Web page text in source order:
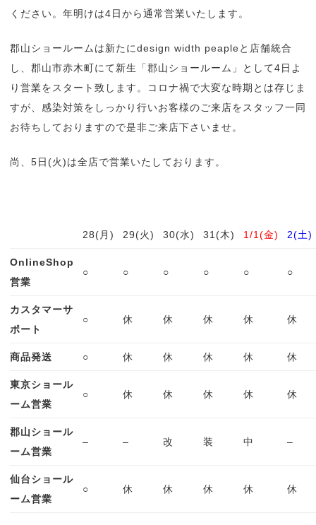
ください。年明けは4日から通常営業いたします。
郡山ショールームは新たにdesign width peapleと店舗統合
し、郡山市赤木町にて新生「郡山ショールーム」として4日よ
り営業をスタート致します。コロナ禍で大変な時期とは存じま
すが、感染対策をしっかり行いお客様のご来店をスタッフ一同
お待ちしておりますので是非ご来店下さいませ。
尚、5日(火)は全店で営業いたしております。
28(月) 29(火) 30(水) 31(木) 1/1(金) 2(土)
OnlineShop
営業
○ ○ ○ ○ ○ ○
カスタマーサ
ポート
○ 休 休 休 休 休
商品発送 ○ 休 休 休 休 休
東京ショール
ーム営業
○ 休 休 休 休 休
郡山ショール
ーム営業
– – 改 装 中 –
仙台ショール
ーム営業
○ 休 休 休 休 休